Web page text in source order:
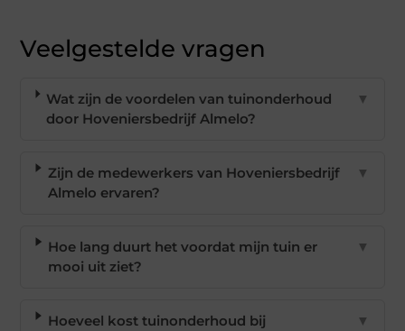
Veelgestelde vragen
Wat zijn de voordelen van tuinonderhoud
door Hoveniersbedrijf Almelo?
▼
Zijn de medewerkers van Hoveniersbedrijf
Almelo ervaren?
▼
Hoe lang duurt het voordat mijn tuin er
mooi uit ziet?
▼
Hoeveel kost tuinonderhoud bij
▼